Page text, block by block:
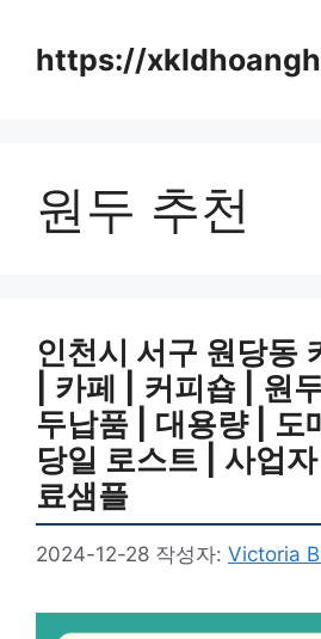
https://
원두 추천
인천시 서구 원당동
| 카페 | 커피숍 | 원
두납품 | 대용량 | 도
당일 로스트 | 사업
료샘플
2024-12-28 작성자: Victoria